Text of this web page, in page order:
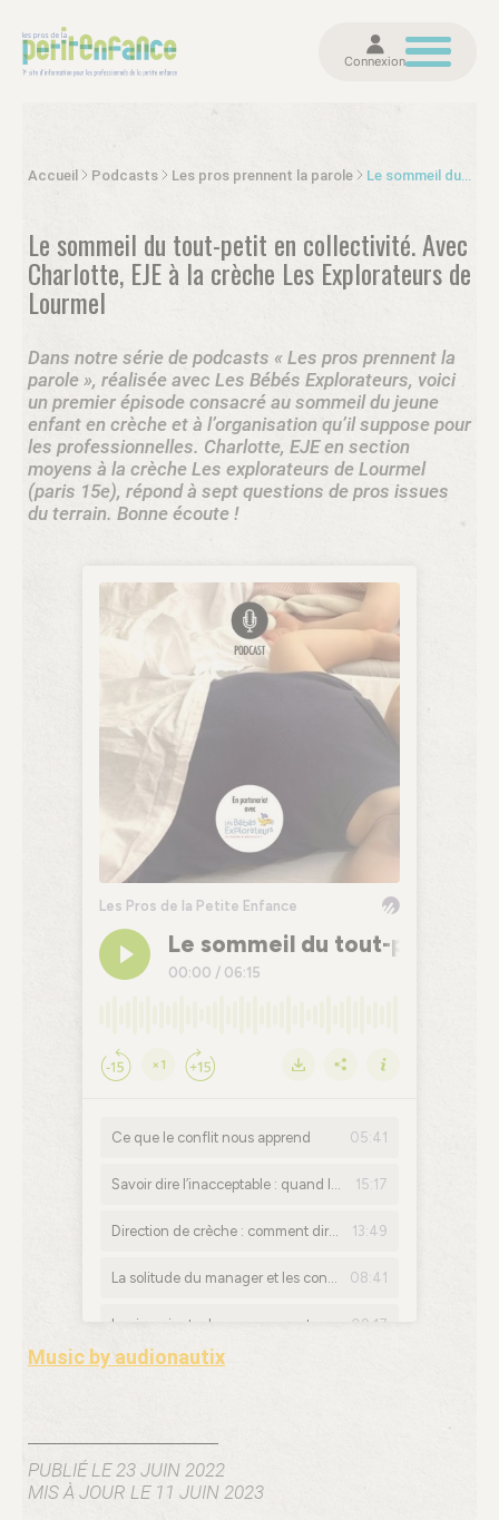
Connexion
Accueil Podcasts Les pros prennent la parole Le sommeil du tout-petit en collectivité. Avec Charlotte, EJE à la crèche Les Explorateurs de Lourmel
Le sommeil du tout-petit en collectivité. Avec
Charlotte, EJE à la crèche Les Explorateurs de
Lourmel
Dans notre série de podcasts « Les pros prennent la
parole », réalisée avec Les Bébés Explorateurs, voici
un premier épisode consacré au sommeil du jeune
enfant en crèche et à l’organisation qu’il suppose pour
les professionnelles. Charlotte, EJE en section
moyens à la crèche Les explorateurs de Lourmel
(paris 15e), répond à sept questions de pros issues
du terrain. Bonne écoute !
Music by audionautix
PUBLIÉ LE 23 JUIN 2022
MIS À JOUR LE 11 JUIN 2023